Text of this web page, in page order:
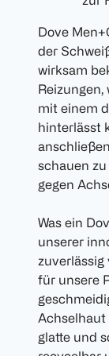
Dove
der
wirksam
mit einem
hinterlässt
schauen
gegen
Was ein
unserer
für unsere
Achselhaut
glatte und